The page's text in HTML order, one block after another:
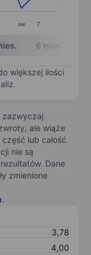
sie 7
6 mies.
większej ilości
zazwyczaj
ale wiąże
lub całość
nie są
Dane
zmienione
.
3,78
4,00